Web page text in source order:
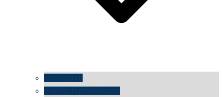
impressum
datenschutzerklärung